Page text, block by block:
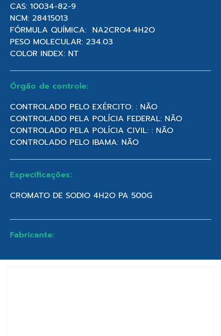
CAS: 10034-82-9
NCM: 28415013
FÓRMULA QUÍMICA: NA2CRO4·4H2O
PESO MOLECULAR: 234.03
COLOR INDEX: NT
Órgão de controle:
CONTROLADO PELO EXÉRCITO: : NÃO
CONTROLADO PELA POLÍCIA FEDERAL: NÃO
CONTROLADO PELA POLÍCIA CIVIL: : NÃO
CONTROLADO PELO IBAMA: NÃO
Especificações:
CROMATO DE SODIO 4H2O PA 500G
Fabricante: